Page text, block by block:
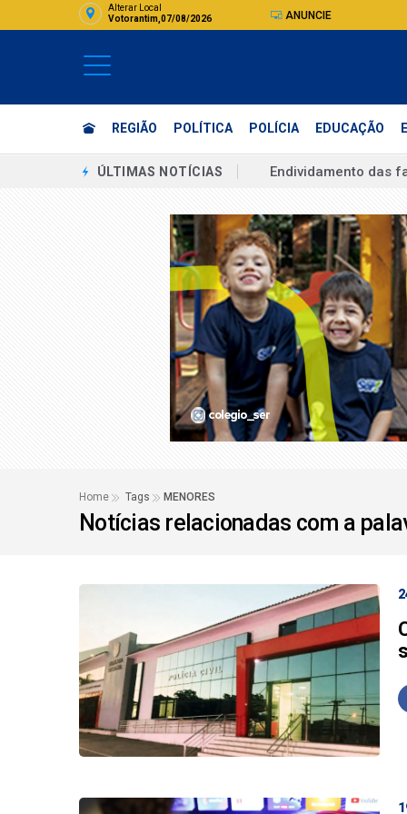
Alterar Local
Votorantim,07/08/2026
ANUNCIE
REGIÃO POLÍTICA POLÍCIA EDUCAÇÃO
ÚLTIMAS NOTÍCIAS
Endividamento das
Lula diz que falará
Lula diz que falará
Licenciamento é
Federação PSOL-
CNC:
Ideb mostra
Famílias brasileiras
Home Tags MENORES
Notícias relacionadas com a